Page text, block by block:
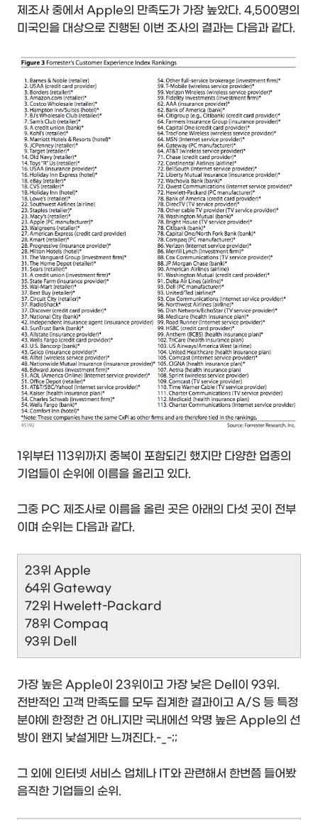
제조사 중에서 Apple의 만족도가 가장 높았다. 4,500명의
미국인을 대상으로 진행된 이번 조사의 결과는 다음과 같다.
1위부터 113위까지 중복이 포함되긴 했지만 다양한 업종의
기업들이 순위에 이름을 올리고 있다.
그중 PC 제조사로 이름을 올린 곳은 아래의 다섯 곳이 전부
이며 순위는 다음과 같다.
23위 Apple
64위 Gateway
72위 Hwelett-Packard
78위 Compaq
93위 Dell
가장 높은 Apple이 23위이고 가장 낮은 Dell이 93위.
전반적인 고객 만족도를 모두 집계한 결과이고 A/S 등 특정
분야에 한정한 건 아니지만 국내에선 악명 높은 Apple의 선
방이 왠지 낯설게만 느껴진다.-_-;;
그 외에 인터넷 서비스 업체나 IT와 관련해서 한번쯤 들어봤
음직한 기업들의 순위.